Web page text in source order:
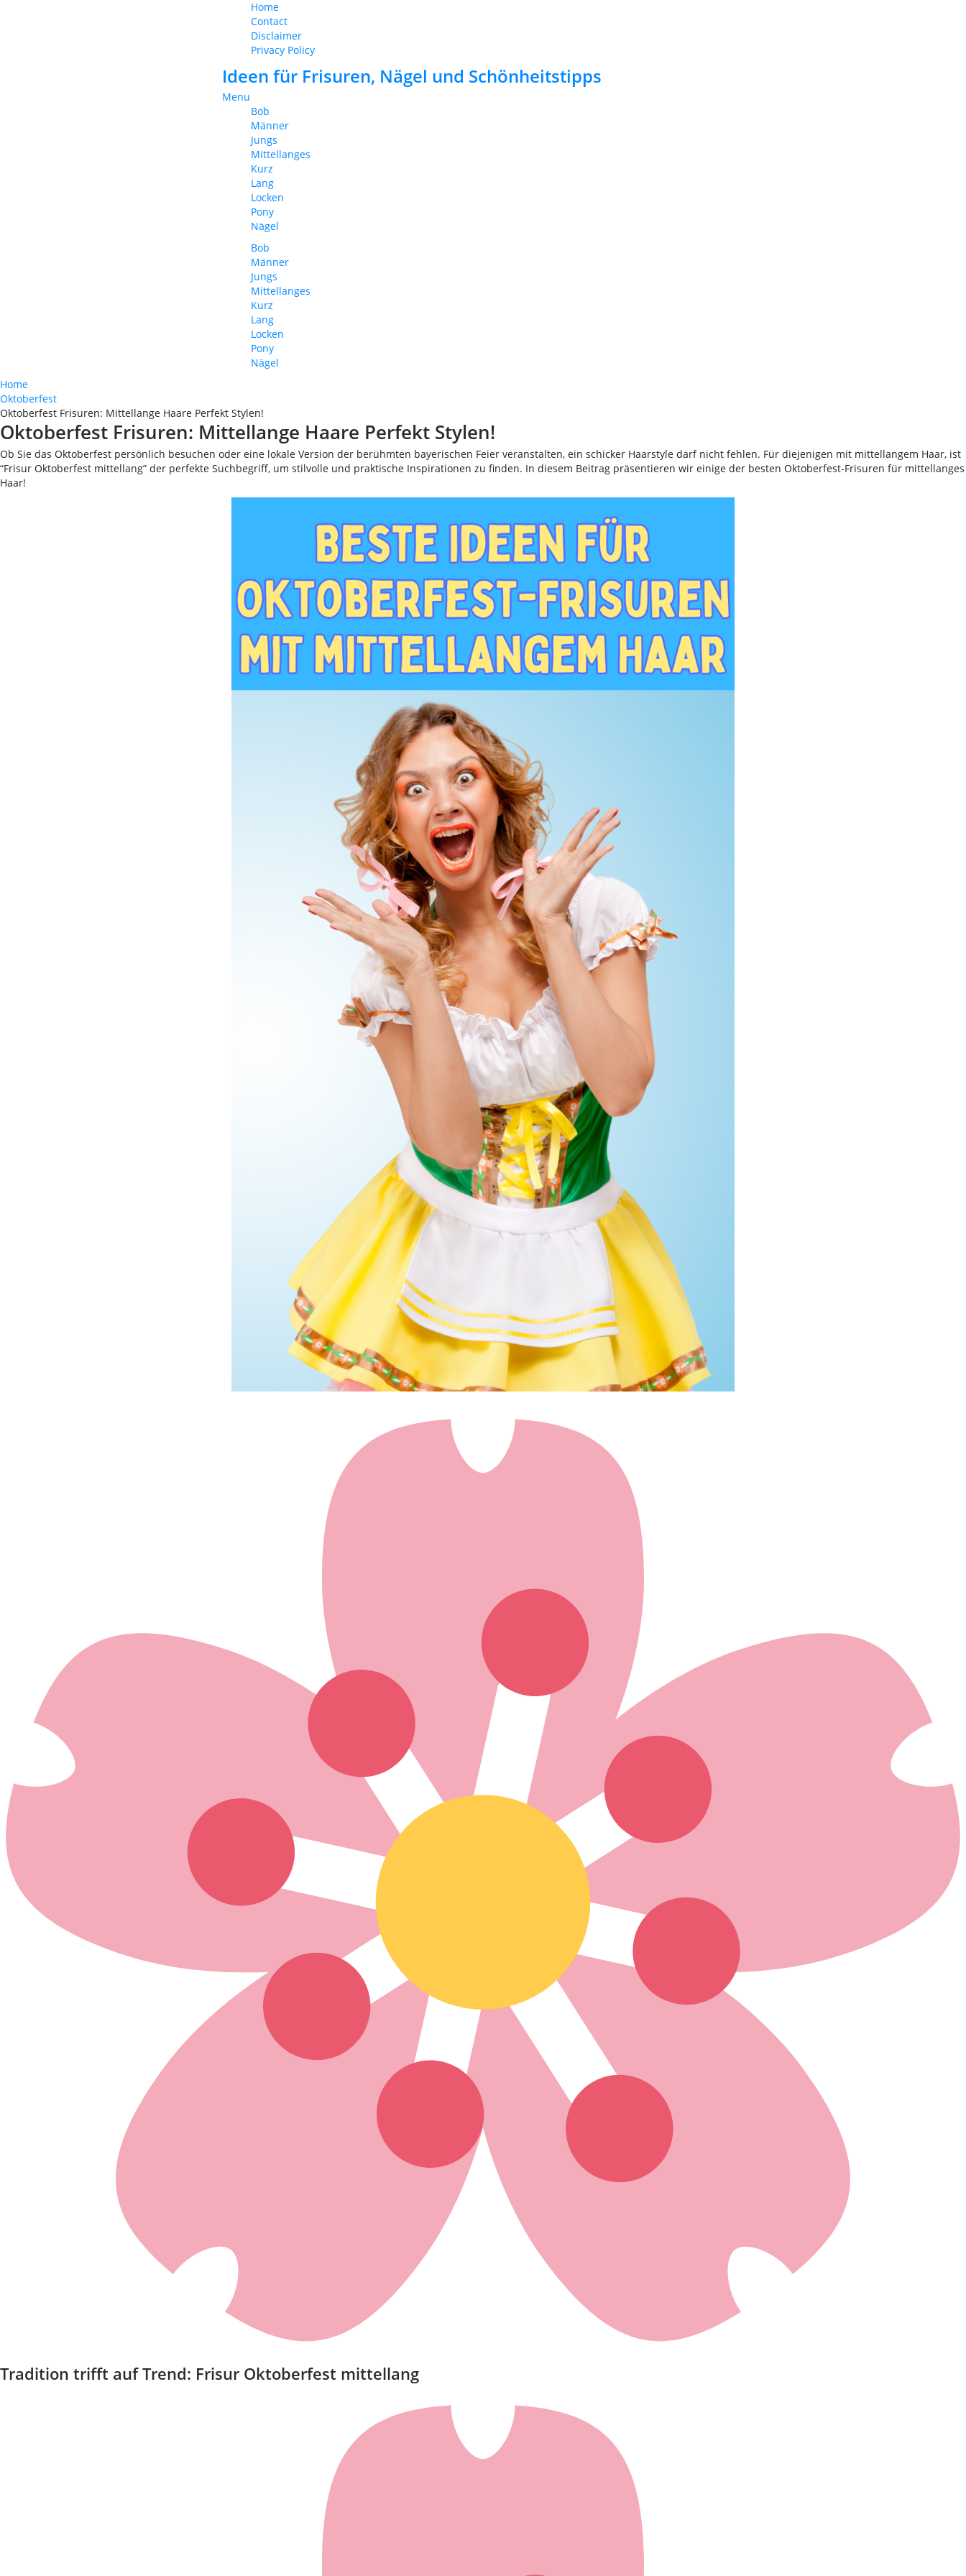
Home
Contact
Disclaimer
Privacy Policy
Ideen für Frisuren, Nägel und Schönheitstipps
Menu
Bob
Männer
Jungs
Mittellanges
Kurz
Lang
Locken
Pony
Nägel
Bob
Männer
Jungs
Mittellanges
Kurz
Lang
Locken
Pony
Nägel
Home
Oktoberfest
Oktoberfest Frisuren: Mittellange Haare Perfekt Stylen!
Oktoberfest Frisuren: Mittellange Haare Perfekt Stylen!
Ob Sie das Oktoberfest persönlich besuchen oder eine lokale Version der berühmten bayerischen Feier veranstalten, ein schicker Haarstyle darf nicht fehlen. Für diejenigen mit mittellangem Haar, ist
“Frisur Oktoberfest mittellang” der perfekte Suchbegriff, um stilvolle und praktische Inspirationen zu finden. In diesem Beitrag präsentieren wir einige der besten Oktoberfest-Frisuren für mittellanges
Haar!
Tradition trifft auf Trend: Frisur Oktoberfest mittellang